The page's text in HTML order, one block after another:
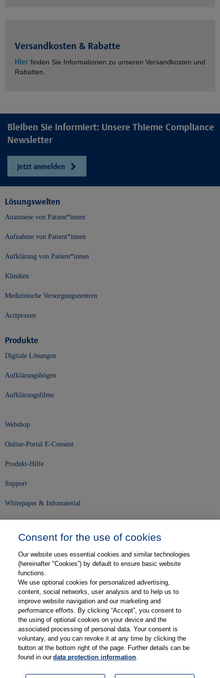
Versandkosten & Rabatte
Hier finden Sie Informationen zu unseren Versandkosten und
Rabatten.
Bleiben Sie informiert: Unsere Thieme Compliance
Newsletter
Jetzt anmelden
Lösungswelten
Anamnese von Patient*innen
Aufnahme von Patient*innen
Aufklärung von Patient*innen
Kliniken
Medizinische Versorgungszentren
Arztpraxen
Produkte
Digitale Lösungen
Aufklärungsbögen
Aufklärungsfilme
Webshop
Online-Portal E-Consent
Produkt-Hilfe
Support
Whitepaper & Infomaterial
Karriere
Kontakt
Web-Semniare
Anwenderberichte
Partner
Consent for the use of cookies
Our website uses essential cookies and similar technologies
(hereinafter "Cookies”) by default to ensure basic website
functions.
We use optional cookies for personalized advertising,
content, social networks, user analysis and to help us to
improve website navigation and our marketing and
performance efforts. By clicking “Accept”, you consent to
the using of optional cookies on your device and the
associated processing of personal data. Your consent is
voluntary, and you can revoke it at any time by clicking the
button at the bottom right of the page. Further details can be
found in ourdata protection information.